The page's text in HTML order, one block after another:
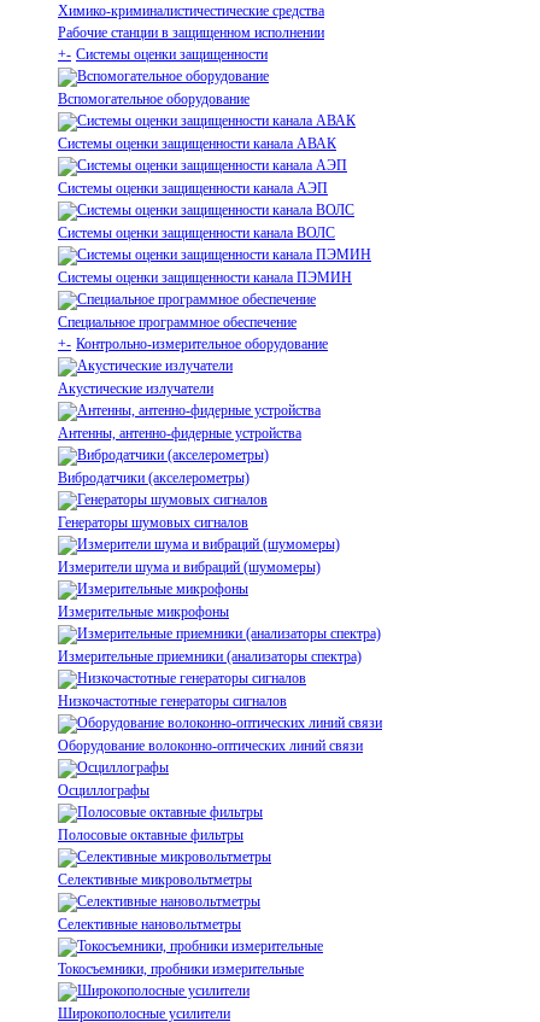
Химико-криминалистичестические средства
Рабочие станции в защищенном исполнении
+- Системы оценки защищенности
Вспомогательное оборудование
Системы оценки защищенности канала АВАК
Системы оценки защищенности канала АЭП
Системы оценки защищенности канала ВОЛС
Системы оценки защищенности канала ПЭМИН
Специальное программное обеспечение
+- Контрольно-измерительное оборудование
Акустические излучатели
Антенны, антенно-фидерные устройства
Вибродатчики (акселерометры)
Генераторы шумовых сигналов
Измерители шума и вибраций (шумомеры)
Измерительные микрофоны
Измерительные приемники (анализаторы спектра)
Низкочастотные генераторы сигналов
Оборудование волоконно-оптических линий связи
Осциллографы
Полосовые октавные фильтры
Селективные микровольтметры
Селективные нановольтметры
Токосъемники, пробники измерительные
Широкополосные усилители